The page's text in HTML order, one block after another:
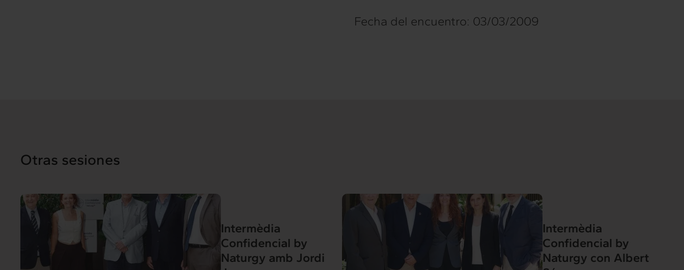
Fecha del encuentro: 03/03/2009
Otras sesiones
Intermèdia
Confidencial by
Naturgy amb Jordi
Intermèdia
Confidencial by
Naturgy con Albert